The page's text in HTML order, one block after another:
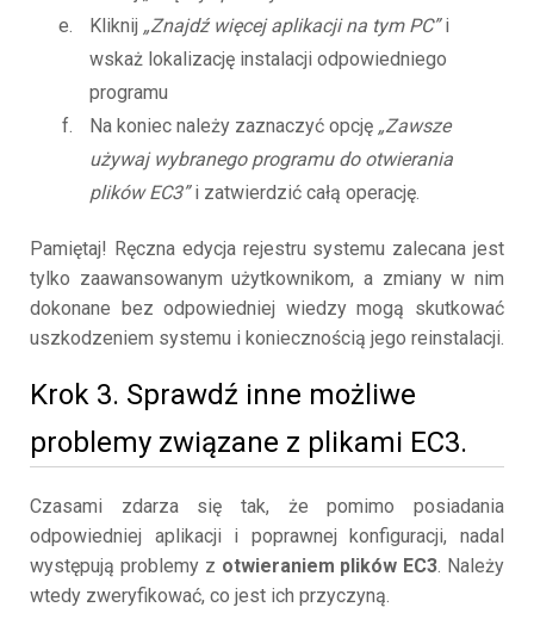
Kliknij „Znajdź więcej aplikacji na tym PC”i
wskaż lokalizację instalacji odpowiedniego
programu
Na koniec należy zaznaczyć opcję „Zawsze
używaj wybranego programu do otwierania
plików EC3”i zatwierdzić całą operację.
Pamiętaj! Ręczna edycja rejestru systemu zalecana jest
tylko zaawansowanym użytkownikom, a zmiany w nim
dokonane bez odpowiedniej wiedzy mogą skutkować
uszkodzeniem systemu i koniecznością jego reinstalacji.
Krok 3. Sprawdź inne możliwe
problemy związane z plikami EC3.
Czasami zdarza się tak, że pomimo posiadania
odpowiedniej aplikacji i poprawnej konfiguracji, nadal
występują problemy z otwieraniem plików EC3. Należy
wtedy zweryfikować, co jest ich przyczyną.